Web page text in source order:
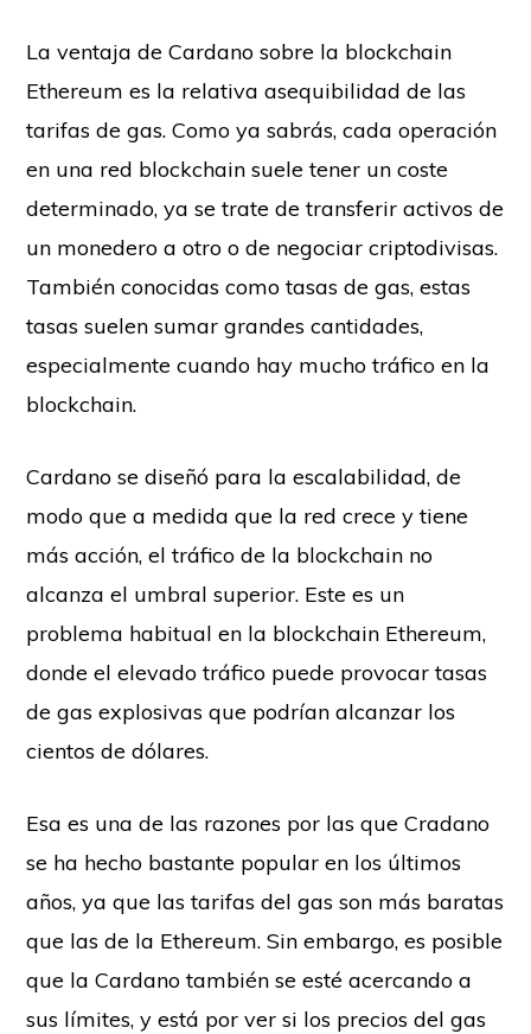
La ventaja de Cardano sobre la blockchain
Ethereum es la relativa asequibilidad de las
tarifas de gas. Como ya sabrás, cada operación
en una red blockchain suele tener un coste
determinado, ya se trate de transferir activos de
un monedero a otro o de negociar criptodivisas.
También conocidas como tasas de gas, estas
tasas suelen sumar grandes cantidades,
especialmente cuando hay mucho tráfico en la
blockchain.
Cardano se diseñó para la escalabilidad, de
modo que a medida que la red crece y tiene
más acción, el tráfico de la blockchain no
alcanza el umbral superior. Este es un
problema habitual en la blockchain Ethereum,
donde el elevado tráfico puede provocar tasas
de gas explosivas que podrían alcanzar los
cientos de dólares.
Esa es una de las razones por las que Cradano
se ha hecho bastante popular en los últimos
años, ya que las tarifas del gas son más baratas
que las de la Ethereum. Sin embargo, es posible
que la Cardano también se esté acercando a
sus límites, y está por ver si los precios del gas